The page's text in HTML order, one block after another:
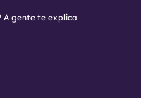
gente te explica